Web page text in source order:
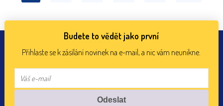
Budete to vědět jako první
Přihlaste se k zásílání novinek na e-mail, a nic vám neunikne.